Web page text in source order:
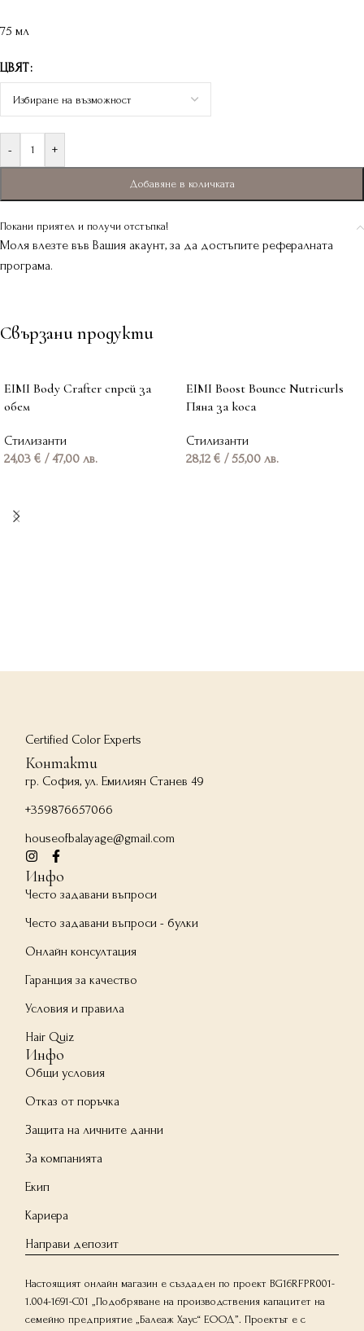
75 мл
ЦВЯТ
- +
Добавяне в количката
Покани приятел и получи отстъпка!
Моля влезте във Вашия акаунт, за да достъпите рефералната
програма.
Свързани продукти
EIMI Body Crafter спрей за
обем
Стилизанти
24,03 € / 47,00 лв.
EIMI Boost Bounce Nutricurls
Пяна за коса
Стилизанти
28,12 € / 55,00 лв.
Certified Color Experts
Контакти
гр. София, ул. Емилиян Станев 49
+359876657066
houseofbalayage@gmail.com
Инфо
Често задавани въпроси
Често задавани въпроси - булки
Онлайн консултация
Гаранция за качество
Условия и правила
Hair Quiz
Инфо
Общи условия
Отказ от поръчка
Защита на личните данни
За компанията
Екип
Кариера
Направи депозит
Настоящият онлайн магазин е създаден по проект BG16RFPR001-
1.004-1691-C01 „Подобряване на производствения капацитет на
семейно предприятие „Балеаж Хаус“ ЕООД”. Проектът е с